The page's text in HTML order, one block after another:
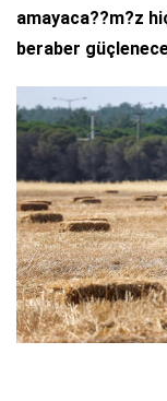
amayaca??m?z
beraber